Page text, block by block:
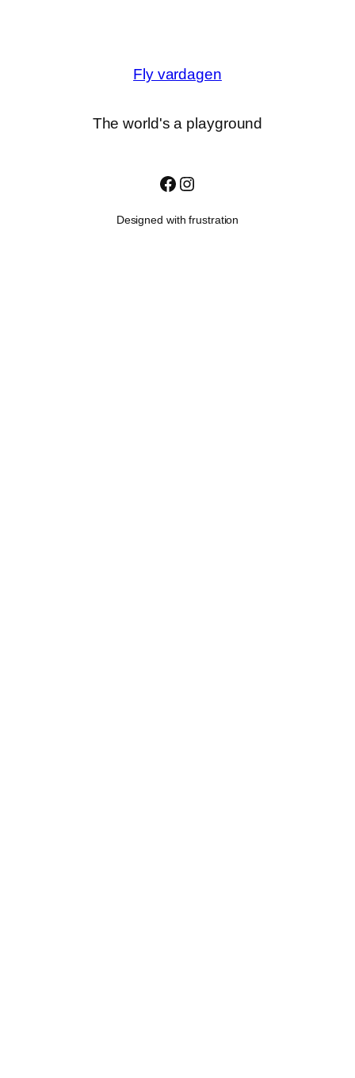
Fly vardagen
The world's a playground
Facebook
Instagram
Designed with frustration